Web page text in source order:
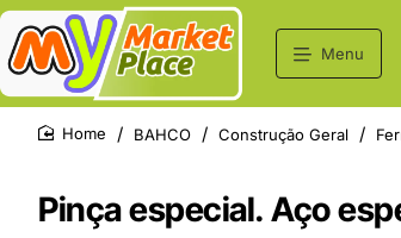
Menu
Pinça especial. Aço
BAHCO Construção Geral